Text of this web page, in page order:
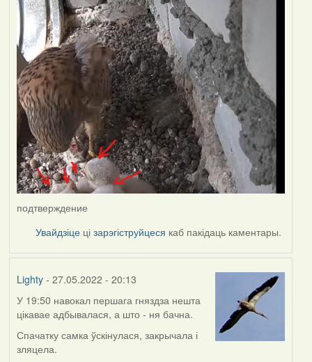
подтверждение
Увайдзіце цізарэгіструйцеся каб пакідаць каментары.
Lighty- 27.05.2022 - 20:13
У 19:50 навокал першага гняздза нешта
цікавае адбывалася, а што - ня бачна.
Спачатку самка ўскінулася, закрычала і
зляцела.